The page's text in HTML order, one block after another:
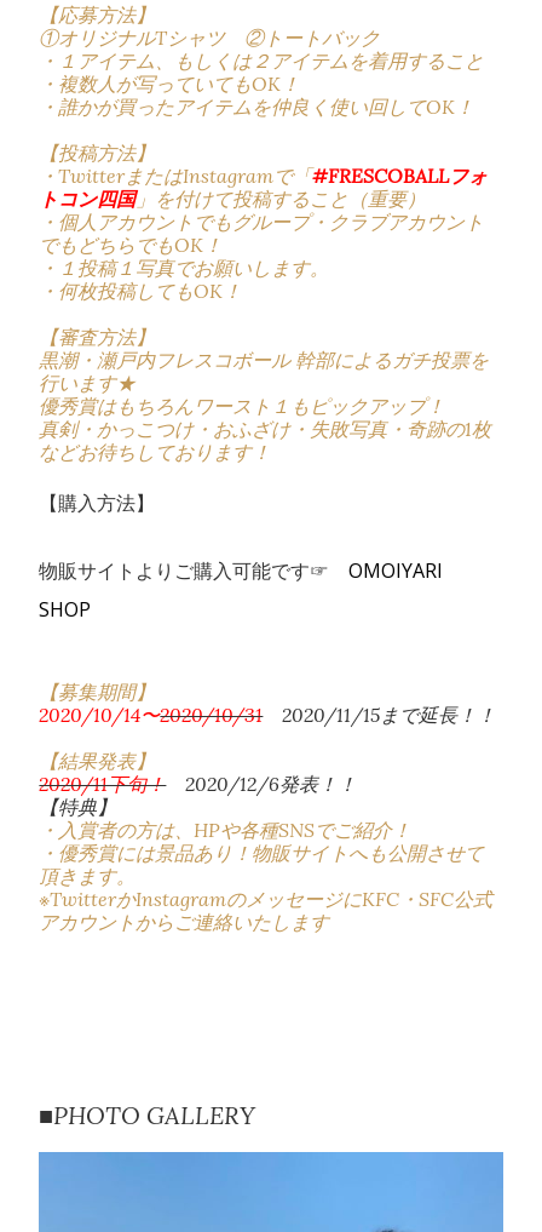
【応募方法】
①オリジナルTシャツ ②トートバック
・１アイテム、もしくは２アイテムを着用すること
・複数人が写っていてもOK！
・誰かが買ったアイテムを仲良く使い回してOK！
【投稿方法】
・TwitterまたはInstagramで「#FRESCOBALLフォ
トコン四国」を付けて投稿すること（重要）
・個人アカウントでもグループ・クラブアカウント
でもどちらでもOK！
・１投稿１写真でお願いします。
・何枚投稿してもOK！
【審査方法】
黒潮・瀬戸内フレスコボール 幹部によるガチ投票を
行います★
優秀賞はもちろんワースト１もピックアップ！
真剣・かっこつけ・おふざけ・失敗写真・奇跡の1枚
などお待ちしております！
【購入方法】
物販サイトよりご購入可能です☞OMOIYARI
SHOP
【募集期間】
2020/10/14〜2020/10/31
2020/11/15まで延長！！
【結果発表】
2020/11下旬！2020/12/6発表！！
【特典】
・入賞者の方は、HPや各種SNSでご紹介！
・優秀賞には景品あり！物販サイトへも公開させて
頂きます。
※TwitterかInstagramのメッセージにKFC・SFC公式
アカウントからご連絡いたします
■PHOTO GALLERY